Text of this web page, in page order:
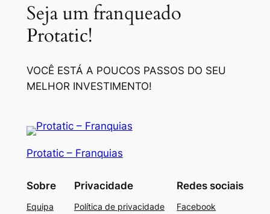
Seja um franqueado
Protatic!
VOCÊ ESTÁ A POUCOS PASSOS DO SEU
MELHOR INVESTIMENTO!
Protatic – Franquias
Sobre
Equipa
Privacidade
Política de privacidade
Redes sociais
Facebook